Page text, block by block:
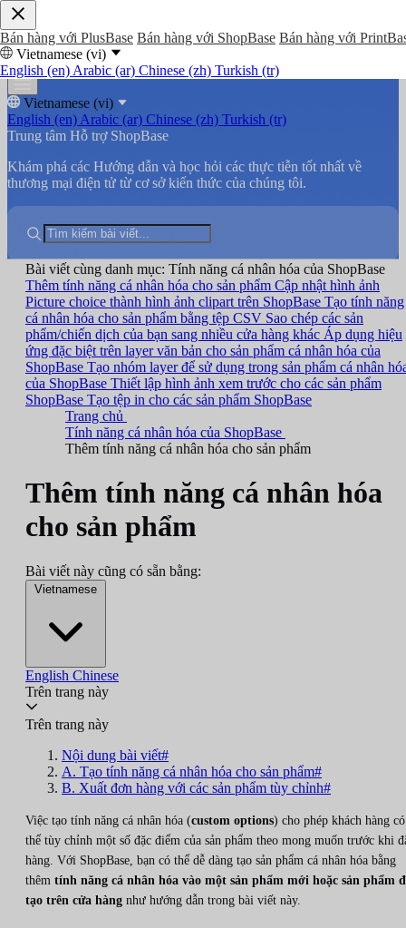
Bán hàng với PlusBase Bán hàng với ShopBase Bán hàng với
Vietnamese (vi)
English (en) Arabic (ar) Chinese (zh) Turkish (tr)
Vietnamese (vi)
English (en) Arabic (ar) Chinese (zh) Turkish (tr)
Trung tâm Hỗ trợ ShopBase
Khám phá các Hướng dẫn và học hỏi các thực tiễn tốt nhất về
thương mại điện tử từ cơ sở kiến thức của chúng tôi.
Bài viết cùng danh mục: Tính năng cá nhân hóa của ShopBase
Thêm tính năng cá nhân hóa cho sản phẩm Cập nhật hình ảnh
Picture choice thành hình ảnh clipart trên ShopBase Tạo tính năng
cá nhân hóa cho sản phẩm bằng tệp CSV Sao chép các sản
phẩm/chiến dịch của bạn sang nhiều cửa hàng khác Áp dụng hiệu
ứng đặc biệt trên layer văn bản cho sản phẩm cá nhân hóa của
ShopBase Tạo nhóm layer để sử dụng trong sản phẩm cá nhân
của ShopBase Thiết lập hình ảnh xem trước cho các sản phẩm
ShopBase Tạo tệp in cho các sản phẩm ShopBase
Trang chủ
Tính năng cá nhân hóa của ShopBase
Thêm tính năng cá nhân hóa cho sản phẩm
Thêm tính năng cá nhân hóa
cho sản phẩm
Bài viết này cũng có sẵn bằng:
Vietnamese
English Chinese
Trên trang này
Trên trang này
Nội dung bài viết#
A. Tạo tính năng cá nhân hóa cho sản phẩm#
B. Xuất đơn hàng với các sản phẩm tùy chỉnh#
Việc tạo tính năng cá nhân hóa (custom options) cho phép khách hàng có
thể tùy chỉnh một số đặc điểm của sản phẩm theo mong muốn trước khi
hàng. Với ShopBase, bạn có thể dễ dàng tạo sản phẩm cá nhân hóa bằng
thêm tính năng cá nhân hóa vào một sản phẩm mới hoặc sản phẩm
tạo trên cửa hàng như hướng dẫn trong bài viết này.